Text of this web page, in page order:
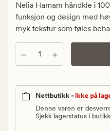
Vanlig
299,90
kr
Nelia Hamam håndkle i
funksjon og design med
myk tekstur som føles
Antall
Nettbutikk - Ikke på
Denne varen er
Sjekk lagerstatus i butikk